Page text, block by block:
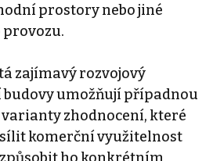
prostory nebo jiné
zajímavý rozvojový
budovy umožňují případnou
zhodnocení, které
komerční využitelnost